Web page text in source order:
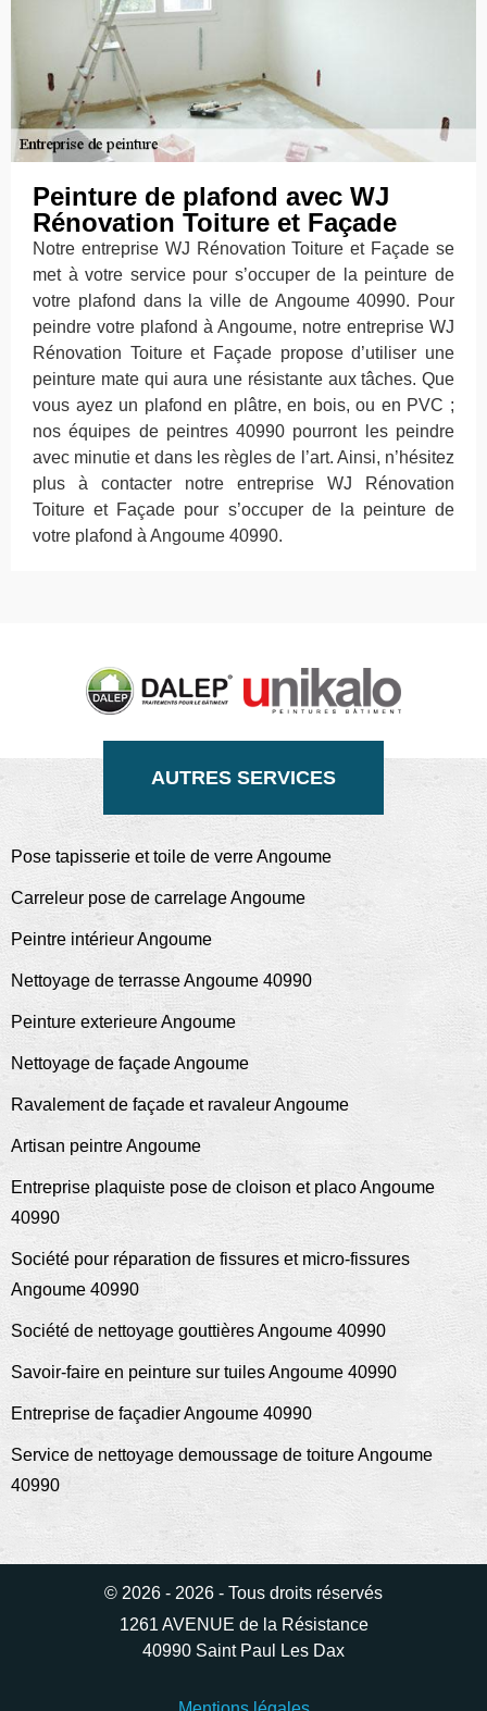
Peinture de plafond avec WJ
Rénovation Toiture et Façade
Notre entreprise WJ Rénovation Toiture et Façade se
met à votre service pour s’occuper de la peinture de
votre plafond dans la ville de Angoume 40990. Pour
peindre votre plafond à Angoume, notre entreprise WJ
Rénovation Toiture et Façade propose d’utiliser une
peinture mate qui aura une résistante aux tâches. Que
vous ayez un plafond en plâtre, en bois, ou en PVC ;
nos équipes de peintres 40990 pourront les peindre
avec minutie et dans les règles de l’art. Ainsi, n’hésitez
plus à contacter notre entreprise WJ Rénovation
Toiture et Façade pour s’occuper de la peinture de
votre plafond à Angoume 40990.
AUTRES SERVICES
Pose tapisserie et toile de verre Angoume
Carreleur pose de carrelage Angoume
Peintre intérieur Angoume
Nettoyage de terrasse Angoume 40990
Peinture exterieure Angoume
Nettoyage de façade Angoume
Ravalement de façade et ravaleur Angoume
Artisan peintre Angoume
Entreprise plaquiste pose de cloison et placo Angoume
40990
Société pour réparation de fissures et micro-fissures
Angoume 40990
Société de nettoyage gouttières Angoume 40990
Savoir-faire en peinture sur tuiles Angoume 40990
Entreprise de façadier Angoume 40990
Service de nettoyage demoussage de toiture Angoume
40990
© 2026 - 2026 - Tous droits réservés
1261 AVENUE de la Résistance
40990 Saint Paul Les Dax